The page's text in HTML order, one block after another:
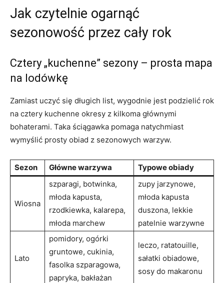
Jak czytelnie ogarnąć
sezonowość przez cały rok
Cztery „kuchenne” sezony – prosta mapa
na lodówkę
Zamiast uczyć się długich list, wygodnie jest podzielić rok
na cztery kuchenne okresy z kilkoma głównymi
bohaterami. Taka ściągawka pomaga natychmiast
wymyślić prosty obiad z sezonowych warzyw.
Sezon Główne warzywa Typowe obiady
Wiosna
szparagi, botwinka,
młoda kapusta,
rzodkiewka, kalarepa,
młoda marchew
zupy jarzynowe,
młoda kapusta
duszona, lekkie
patelnie warzywne
Lato
pomidory, ogórki
gruntowe, cukinia,
fasolka szparagowa,
papryka, bakłażan
leczo, ratatouille,
sałatki obiadowe,
sosy do makaronu